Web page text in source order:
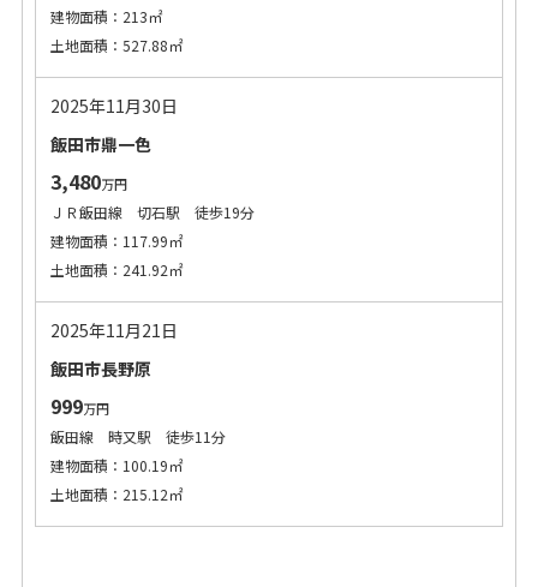
建物面積：213㎡
土地面積：527.88㎡
2025年11月30日
飯田市鼎一色
3,480万円
ＪＲ飯田線 切石駅 徒歩19分
建物面積：117.99㎡
土地面積：241.92㎡
2025年11月21日
飯田市長野原
999万円
飯田線 時又駅 徒歩11分
建物面積：100.19㎡
土地面積：215.12㎡